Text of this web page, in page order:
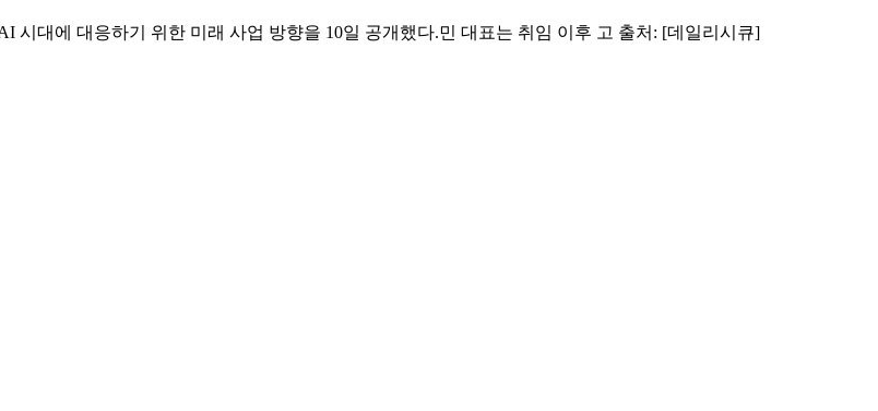
시대에 대응하기 위한 미래 사업 방향을 10일 공개했다.민 대표는 취임 이후 고 출처: [데일리시큐]